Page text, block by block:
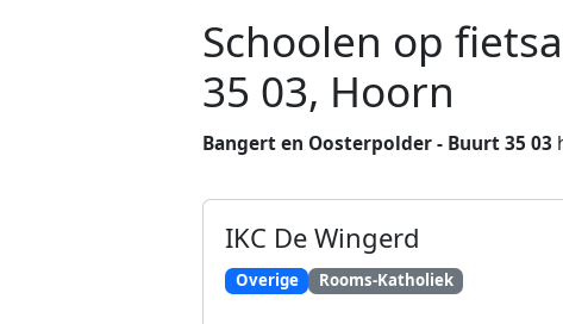
Schoolen op
35 03, Hoorn
Bangert en Oosterpolder - Buurt 35 03
IKC De Wingerd
Overige Rooms-Katholiek